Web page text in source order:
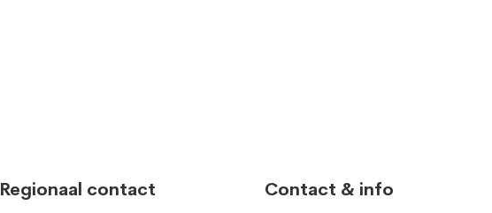
Regionaal contact Contact & info